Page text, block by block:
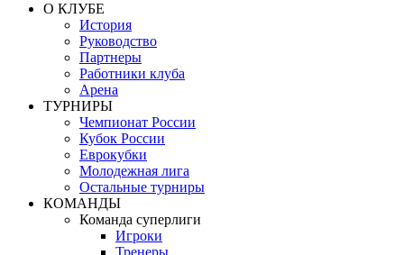
О КЛУБЕ
История
Руководство
Партнеры
Работники клуба
Арена
ТУРНИРЫ
Чемпионат России
Кубок России
Еврокубки
Молодежная лига
Остальные турниры
КОМАНДЫ
Команда суперлиги
Игроки
Тренеры